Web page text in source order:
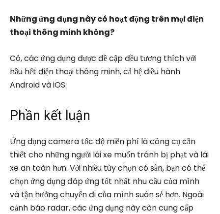
Những ứng dụng này có hoạt động trên mọi điện
thoại thông minh không?
Có, các ứng dụng được đề cập đều tương thích với
hầu hết điện thoại thông minh, cả hệ điều hành
Android và iOS.
Phần kết luận
Ứng dụng camera tốc độ miễn phí là công cụ cần
thiết cho những người lái xe muốn tránh bị phạt và lái
xe an toàn hơn. Với nhiều tùy chọn có sẵn, bạn có thể
chọn ứng dụng đáp ứng tốt nhất nhu cầu của mình
và tận hưởng chuyến đi của mình suôn sẻ hơn. Ngoài
cảnh báo radar, các ứng dụng này còn cung cấp